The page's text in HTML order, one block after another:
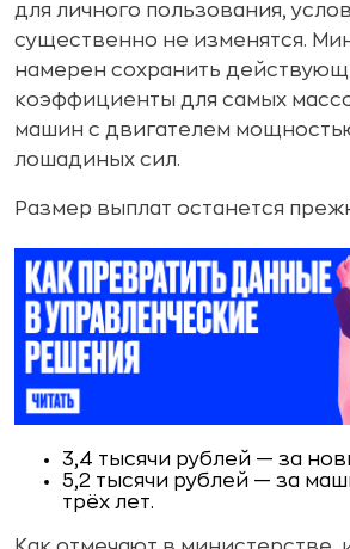
для личного пользования,
существенно не изменятся.
намерен сохранить
коэффициенты для самых
машин с двигателем
лошадиных сил.
Размер выплат останется
3,4 тысячи рублей — за
5,2 тысячи рублей — за
трёх лет.